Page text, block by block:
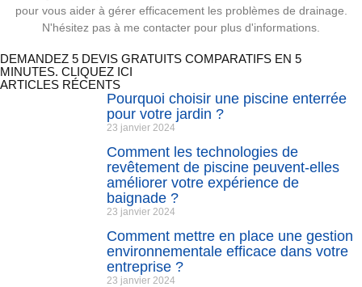
pour vous aider à gérer efficacement les problèmes de drainage.
N'hésitez pas à me contacter pour plus d'informations.
DEMANDEZ 5 DEVIS GRATUITS COMPARATIFS EN 5
MINUTES. CLIQUEZ ICI
ARTICLES RÉCENTS
Pourquoi choisir une piscine enterrée
pour votre jardin ?
23 janvier 2024
Comment les technologies de
revêtement de piscine peuvent-elles
améliorer votre expérience de
baignade ?
23 janvier 2024
Comment mettre en place une gestion
environnementale efficace dans votre
entreprise ?
23 janvier 2024